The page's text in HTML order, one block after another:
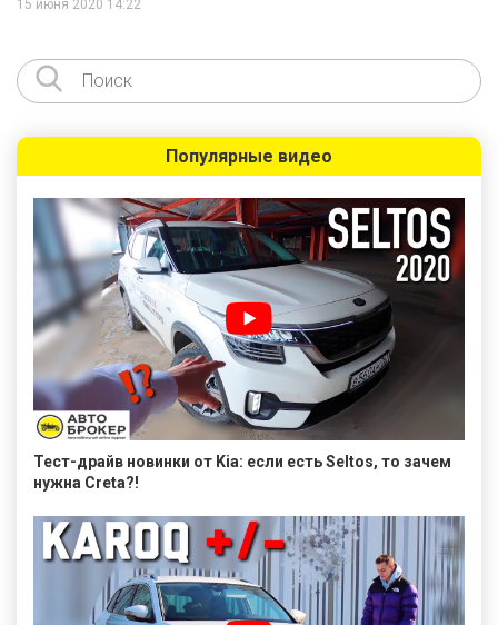
15 июня 2020 14:22
Популярные видео
Тест-драйв новинки от Kia: если есть Seltos, то зачем
нужна Creta?!